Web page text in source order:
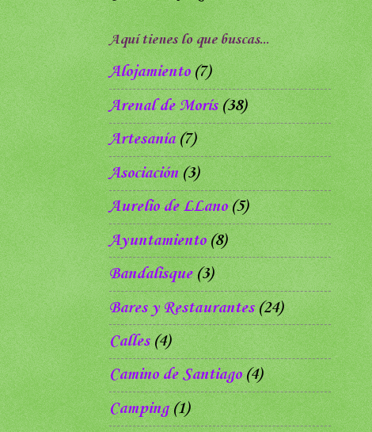
Aquí tienes lo que buscas...
Alojamiento (7)
Arenal de Morís (38)
Artesanía (7)
Asociación (3)
Aurelio de LLano (5)
Ayuntamiento (8)
Bandalisque (3)
Bares y Restaurantes (24)
Calles (4)
Camino de Santiago (4)
Camping (1)